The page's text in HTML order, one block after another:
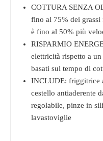
COTTURA SENZA
fino al 75% dei
è fino al 50% più
RISPARMIO
elettricità rispetto a
basati sul tempo di
INCLUDE: friggitrice
cestello antiaderente
regolabile, pinze in
lavastoviglie